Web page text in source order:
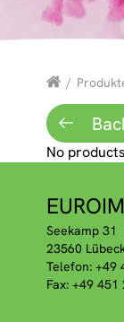
/
No
Seekamp 31
23560
Telefon: +49
Fax: +49 451